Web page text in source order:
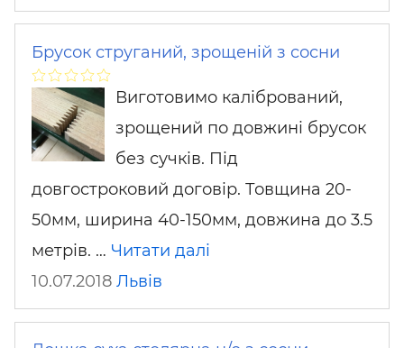
Брусок струганий, зрощеній з сосни
Виготовимо калібрований,
зрощений по довжині брусок
без сучків. Під
довгостроковий договір. Товщина 20-
50мм, ширина 40-150мм, довжина до 3.5
метрів. … Читати далі
10.07.2018 Львів